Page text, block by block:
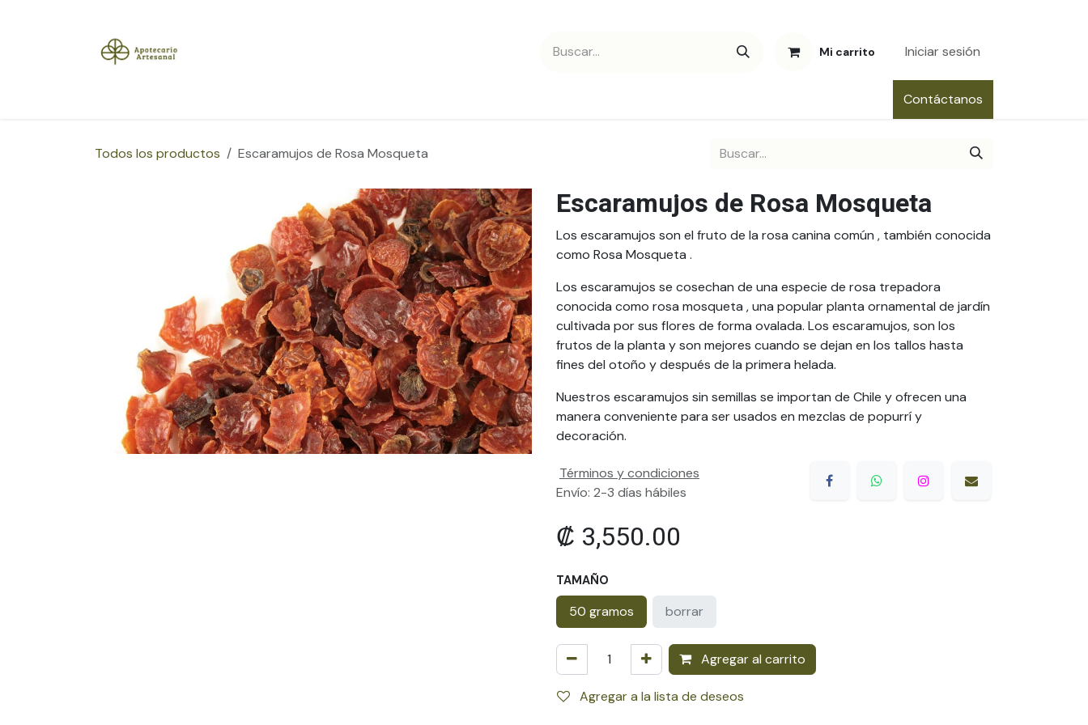
Mi carrito Iniciar sesión
Contáctanos
Todos los productos Escaramujos de Rosa Mosqueta
Escaramujos de Rosa Mosqueta
Los escaramujos son el fruto de la rosa canina común , también conocida
como Rosa Mosqueta .
Los escaramujos se cosechan de una especie de rosa trepadora
conocida como rosa mosqueta , una popular planta ornamental de jardín
cultivada por sus flores de forma ovalada. Los escaramujos, son los
frutos de la planta y son mejores cuando se dejan en los tallos hasta
fines del otoño y después de la primera helada.
Nuestros escaramujos sin semillas se importan de Chile y ofrecen una
manera conveniente para ser usados en mezclas de popurrí y
decoración.
₡ 3,550.00
TAMAÑO
50 gramos borrar
Agregar al carrito
Agregar a la lista de deseos
Términos y condiciones
Envío: 2-3 días hábiles